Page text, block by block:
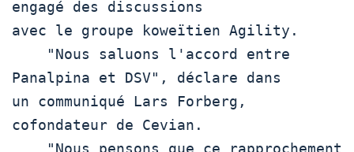
engagé des discussions
avec le groupe koweïtien Agility.
Panalpina et DSV", déclare dans
un communiqué Lars Forberg,
cofondateur de Cevian.